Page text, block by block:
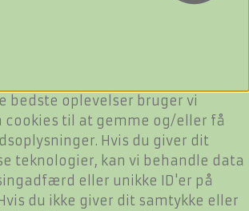
bedste oplevelser bruger vi
cookies til at gemme og/eller få
Hvis du giver dit
teknologier, kan vi behandle data
eller unikke ID'er på
du ikke giver dit samtykke eller